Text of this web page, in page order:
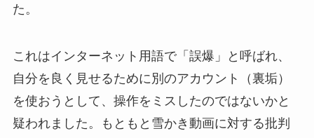
た。
これはインターネット用語で「誤爆」と呼ばれ、
自分を良く見せるために別のアカウント（裏垢）
を使おうとして、操作をミスしたのではないかと
疑われました。もともと雪かき動画に対する批判